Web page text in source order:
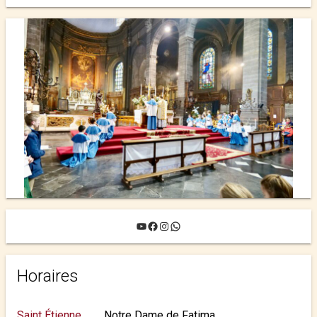
YouTube
Facebook
Instagram
WhatsApp
Horaires